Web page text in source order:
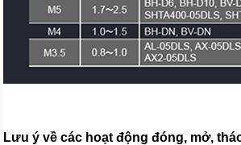
Lưu ý về các hoạt động đóng, mở,